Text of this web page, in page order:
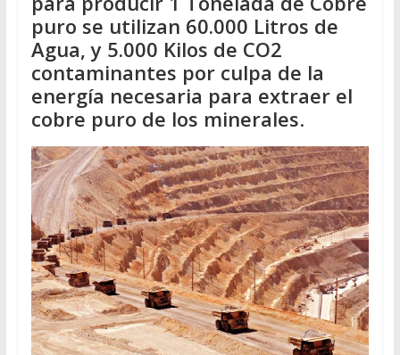
puro se utilizan 60.000 Litros de
Agua, y 5.000 Kilos de CO2
contaminantes por culpa de la
energía necesaria para extraer el
cobre puro de los minerales.